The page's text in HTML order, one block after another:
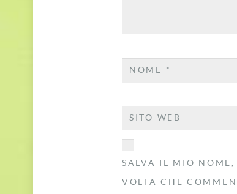
NOME *
SITO WEB
SALVA IL MIO NOME,
VOLTA CHE